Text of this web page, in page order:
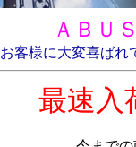
ＡＢＵ
お客様に大変喜ばれ
最速入